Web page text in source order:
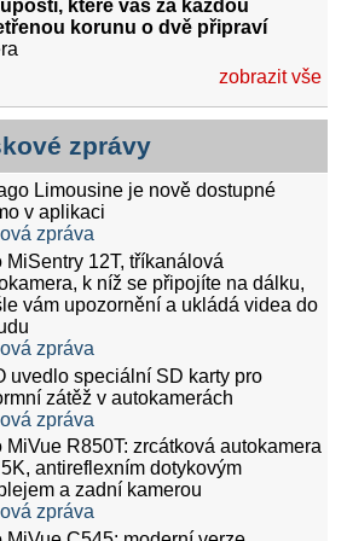
které vás za každou
korunu o dvě připraví
zobrazit vše
zprávy
Limousine je nově dostupné
v aplikaci
zpráva
MiSentry 12T, tříkanálová
k níž se připojíte na dálku,
vám upozornění a ukládá videa do
zpráva
uvedlo speciální SD karty pro
zátěž v autokamerách
zpráva
MiVue R850T: zrcátková autokamera
antireflexním dotykovým
a zadní kamerou
zpráva